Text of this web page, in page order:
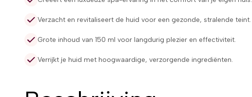
Verzacht en revitaliseert de huid voor een gezonde, stralende teint.
Grote inhoud van 150 ml voor langdurig plezier en effectiviteit.
Verrijkt je huid met hoogwaardige, verzorgende ingrediënten.